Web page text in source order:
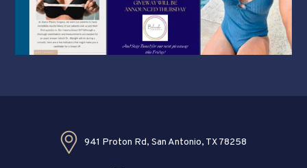
941 Proton Rd, San Antonio, TX 78258